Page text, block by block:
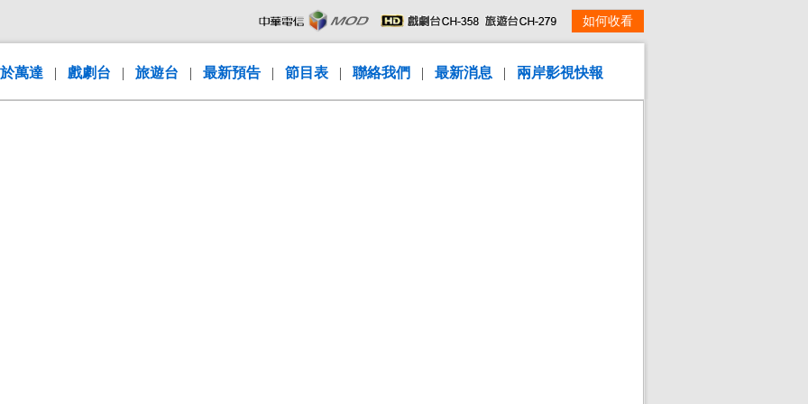
如何收看
萬達 | 戲劇台 | 旅遊台 | 最新預告 | 節目表 | 聯絡我們 | 最新消息 | 兩岸影視快報